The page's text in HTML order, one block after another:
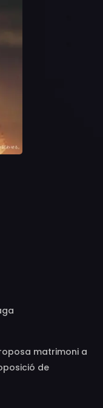
matrimoni a
de
marxa
commocionada